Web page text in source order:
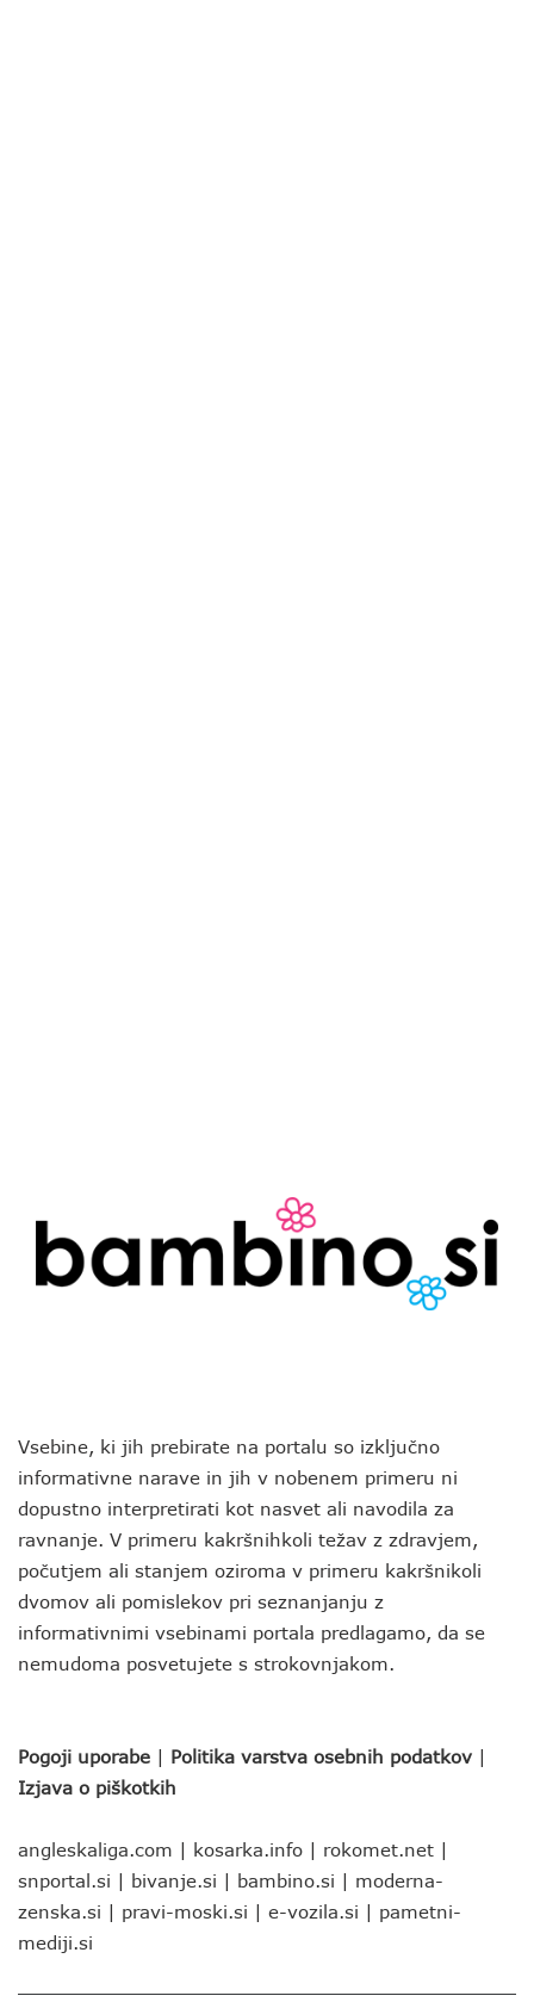
Vsebine, ki jih prebirate na portalu so izključno
informativne narave in jih v nobenem primeru ni
dopustno interpretirati kot nasvet ali navodila za
ravnanje. V primeru kakršnihkoli težav z zdravjem,
počutjem ali stanjem oziroma v primeru kakršnikoli
dvomov ali pomislekov pri seznanjanju z
informativnimi vsebinami portala predlagamo, da se
nemudoma posvetujete s strokovnjakom.
Pogoji uporabe | Politika varstva osebnih podatkov |
Izjava o piškotkih
angleskaliga.com | kosarka.info | rokomet.net |
snportal.si | bivanje.si | bambino.si | moderna-
zenska.si | pravi-moski.si | e-vozila.si | pametni-
mediji.si